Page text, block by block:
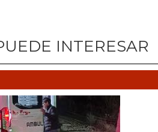
INTERESAR